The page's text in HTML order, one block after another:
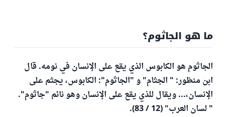
ما هو الجاثوم؟
الجاثوم هو الكابوس الذي يقع على الإنسان في نومه. قال
ابن منظور: " الجثام" و "الجاثوم": الكابوس، يجثم على
الإنسان،... ويقال للذي يقع على الإنسان وهو نائم "جاثوم".
" لسان العرب" (12 / 83).